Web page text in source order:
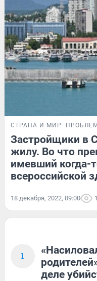
СТРАНА И МИР
Застройщики в
жилу. Во что
имевший когда-
всероссийской
18 декабря, 2022, 09:00
1
деле